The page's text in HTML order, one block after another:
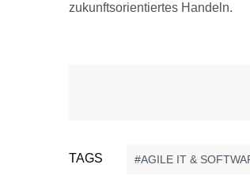
zukunftsorientiertes Handeln.
TAGS AGILE IT &